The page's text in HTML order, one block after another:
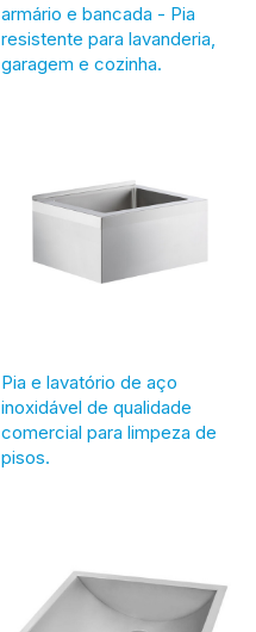
armário e bancada - Pia
resistente para lavanderia,
garagem e cozinha.
Pia e lavatório de aço
inoxidável de qualidade
comercial para limpeza de
pisos.